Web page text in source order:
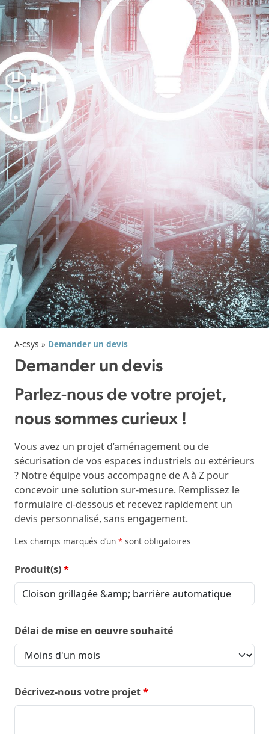
A-csys » Demander un devis
Demander un devis
Parlez-nous de votre projet,
nous sommes curieux !
Vous avez un projet d’aménagement ou de
sécurisation de vos espaces industriels ou extérieurs
? Notre équipe vous accompagne de A à Z pour
concevoir une solution sur-mesure. Remplissez le
formulaire ci-dessous et recevez rapidement un
devis personnalisé, sans engagement.
Les champs marqués d’un * sont obligatoires
Produit(s)*
Délai de mise en oeuvre souhaité
Décrivez-nous votre projet*